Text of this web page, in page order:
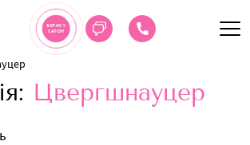
ЗАПИС У
САЛОН
Цвергшнауцер